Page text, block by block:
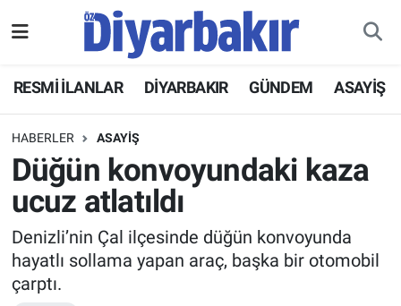
RESMİ İLANLAR DİYARBAKIR GÜNDEM ASAYİŞ
HABERLER ASAYİŞ
Düğün konvoyundaki kaza
ucuz atlatıldı
Denizli’nin Çal ilçesinde düğün konvoyunda
hayatlı sollama yapan araç, başka bir otomobil
çarptı.
ASAYİŞ
DİYARBAKIR
EKONOMİ
GÜNDEM
BÖLGE
Hava Durumu
Namaz Vakitleri
Trafik Durumu
Süper Lig Puan Durumu ve Fikstür
Tüm Manşetler